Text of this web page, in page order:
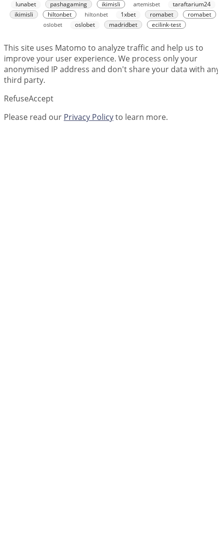
lunabet
pashagaming ikimisli artemisbet
taraftarium24
ikimisli
hiltonbet hiltonbet 1xbet romabet
romabet
oslobet
oslobet madridbet ecilink-test
This site uses Matomo to analyze traffic and help us to
improve your user experience. We process only your
anonymised IP address and don't share your data with
third party.
RefuseAccept
Please read our Privacy Policyto learn more.